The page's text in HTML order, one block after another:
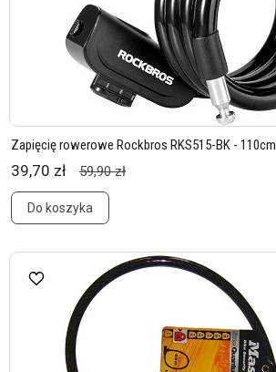
Zapięcię rowerowe Rockbros RKS515-BK - 110cm
39,70 zł 59,90 zł
Do koszyka